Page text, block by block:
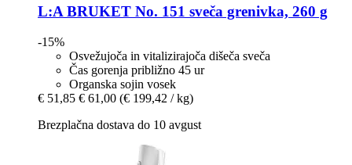
L:A BRUKET No. 151 sveča grenivka, 260 g
-15%
Osvežujoča in vitalizirajoča dišeča sveča
Čas gorenja približno 45 ur
Organska sojin vosek
€ 51,85 € 61,00 (€ 199,42 / kg)
Brezplačna dostava do 10 avgust